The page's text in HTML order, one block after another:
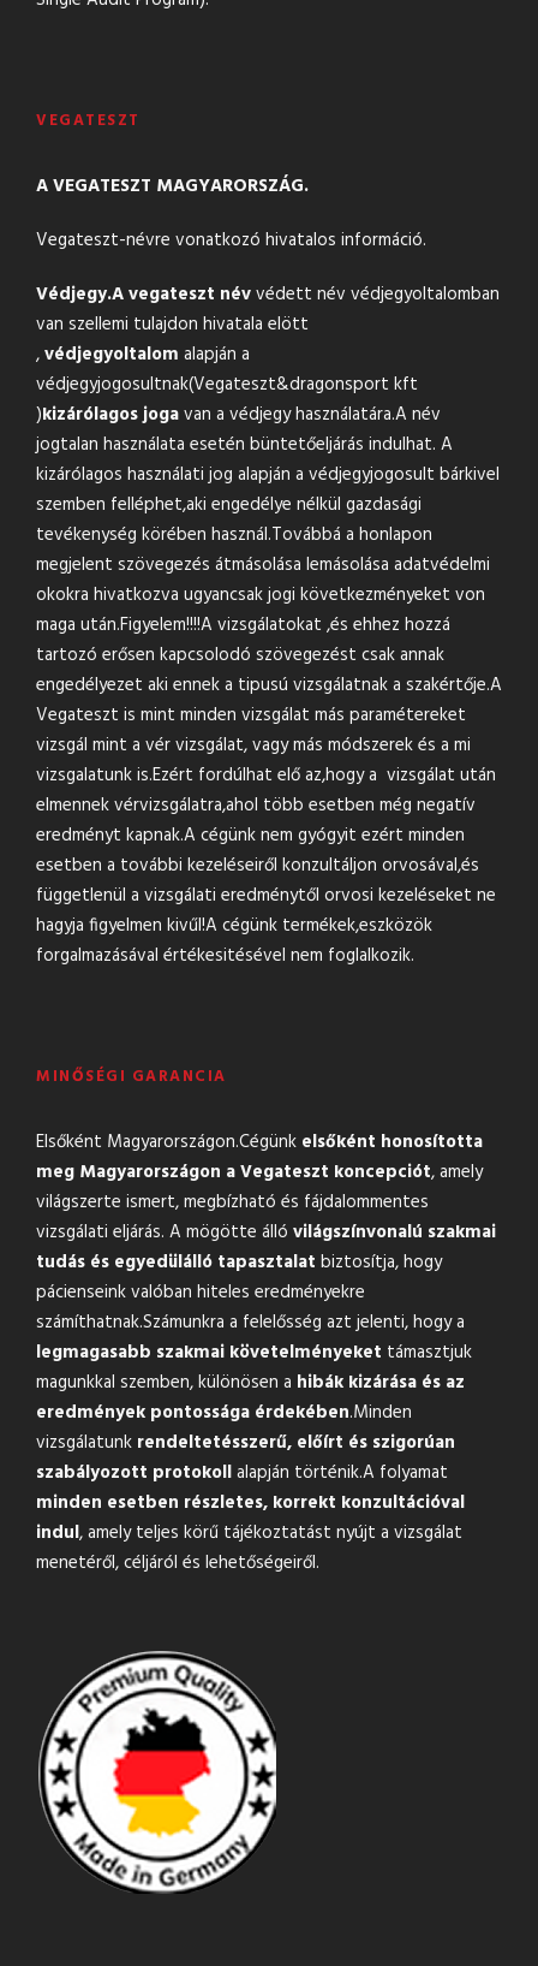
VEGATESZT
A VEGATESZT MAGYARORSZÁG.
Vegateszt-névre vonatkozó hivatalos információ.
Védjegy.A vegateszt névvédett név védjegyoltalomban
van szellemi tulajdon hivatala elött
,védjegyoltalom alapján a
védjegyjogosultnak(Vegateszt&dragonsport kft
)kizárólagos jogavan a védjegy használatára.A név
jogtalan használata esetén büntetőeljárás indulhat. A
kizárólagos használati jog alapján a védjegyjogosult bárkivel
szemben felléphet,aki engedélye nélkül gazdasági
tevékenység körében használ.Továbbá a honlapon
megjelent szövegezés átmásolása lemásolása adatvédelmi
okokra hivatkozva ugyancsak jogi következményeket von
maga után.Figyelem!!!!A vizsgálatokat ,és ehhez hozzá
tartozó erősen kapcsolodó szövegezést csak annak
engedélyezet aki ennek a tipusú vizsgálatnak a szakértője.A
Vegateszt is mint minden vizsgálat más paramétereket
vizsgál mint a vér vizsgálat, vagy más módszerek és a mi
vizsgalatunk is.Ezért fordúlhat elő az,hogy a vizsgálat után
elmennek vérvizsgálatra,ahol több esetben még negatív
eredményt kapnak.A cégünk nem gyógyit ezért minden
esetben a további kezeléseiről konzultáljon orvosával,és
függetlenül a vizsgálati eredménytől orvosi kezeléseket ne
hagyja figyelmen kivűl!A cégünk termékek,eszközök
forgalmazásával értékesitésével nem foglalkozik.
MINŐSÉGI GARANCIA
Elsőként Magyarországon.Cégünk elsőként honosította
meg Magyarországon a Vegateszt koncepciót, amely
világszerte ismert, megbízható és fájdalommentes
vizsgálati eljárás. A mögötte álló világszínvonalú szakmai
tudás és egyedülálló tapasztalat biztosítja, hogy
pácienseink valóban hiteles eredményekre
számíthatnak.Számunkra a felelősség azt jelenti, hogy a
legmagasabb szakmai követelményeket támasztjuk
magunkkal szemben, különösen a hibák kizárása és az
eredmények pontossága érdekében.Minden
vizsgálatunk rendeltetésszerű, előírt és szigorúan
szabályozott protokollalapján történik.A folyamat
minden esetben részletes, korrekt konzultációval
indul, amely teljes körű tájékoztatást nyújt a vizsgálat
menetéről, céljáról és lehetőségeiről.